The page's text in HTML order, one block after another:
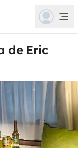
de Eric